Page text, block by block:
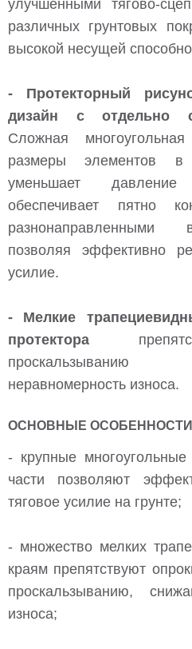
улучшенными тягово-
различных грунтовых
высокой несущей
- Протекторный
дизайн с отдельно
Сложная
размеры элементов в
уменьшает
обеспечивает пятно
разнонаправленными
позволяя эффективно
усилие.
- Мелкие
протектора
неравномерность износа.
ОСНОВНЫЕ ОСОБЕННОСТИ
- крупные
части позволяют
тяговое усилие на грунте;
- множество мелких
краям препятствуют
проскальзыванию,
износа;